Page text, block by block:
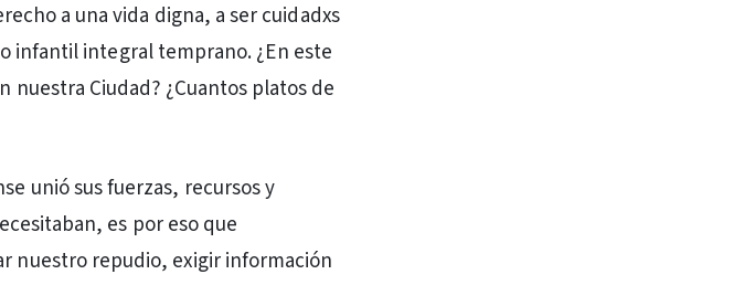
a una vida digna, a ser cuidadxs
infantil integral temprano. ¿En este
Ciudad? ¿Cuantos platos de
unió sus fuerzas, recursos y
es por eso que
nuestro repudio, exigir información